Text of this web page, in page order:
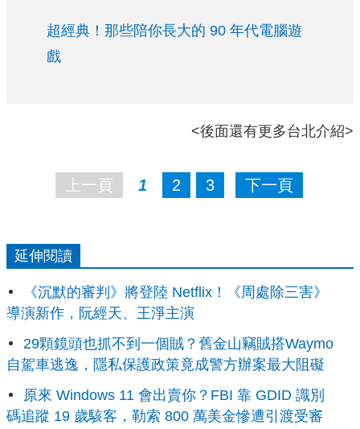
超經典！那些陪你長大的 90 年代電腦遊
戲
<後面還有更多台北介紹>
上一頁 1 2 3 下一頁
延伸閱讀
《沉默的審判》將登陸 Netflix！《周處除三害》
導演新作，阮經天、王淨主演
29顆鏡頭也抓不到一個賊？舊金山竊賊搭Waymo
自駕車逃逸，隱私保護政策竟成警方辦案最大阻礙
原來 Windows 11 會出賣你？FBI 靠 GDID 識別
碼追蹤 19 歲駭客，勒索 800 萬美金慘遭引渡受審